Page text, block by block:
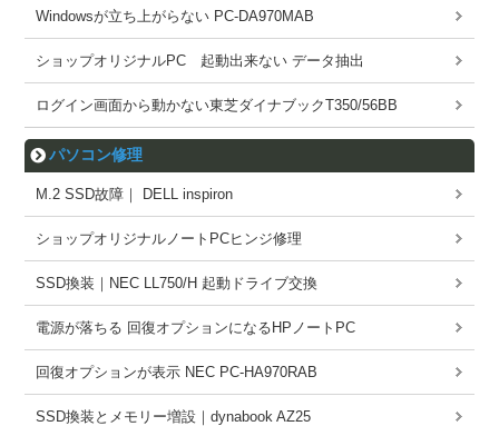
Windowsが立ち上がらない PC-DA970MAB
ショップオリジナルPC 起動出来ない データ抽出
ログイン画面から動かない東芝ダイナブックT350/56BB
パソコン修理
M.2 SSD故障｜ DELL inspiron
ショップオリジナルノートPCヒンジ修理
SSD換装｜NEC LL750/H 起動ドライブ交換
電源が落ちる 回復オプションになるHPノートPC
回復オプションが表示 NEC PC-HA970RAB
SSD換装とメモリー増設｜dynabook AZ25